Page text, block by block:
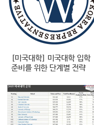
[미국대학] 미국대학 입학
준비를 위한 단계별 전략